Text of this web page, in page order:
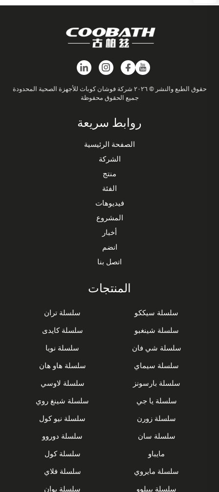
حقوق الطبع والنشر © ٢٠٢٦ شركة فوشان كوباث للأجهزة الصحية المحدودة
جميع الحقوق محفوظة
روابط سريعة
الصفحة الرئيسية
الشركة
منتج
الفئة
فيديوهات
المشروع
أخبار
انضم
اتصل بنا
المنتجات
سلسلة سيككو
سلسلة تران
سلسلة شينغبو
سلسلة كايدى
سلسلة شي فان
سلسلة نويا
سلسلة سيماي
سلسلة هاو هان
سلسلة بارسونز
سلسلة لاوسي
سلسلة يا جي
سلسلة شينغ روي
سلسلة زورن
سلسلة نيو كول
سلسلة سان
سلسلة دوروو
مايباو
سلسلة كول
سلسلة مايروي
سلسلة فلاي
سلسلة بييلوو
سلسلة يوان